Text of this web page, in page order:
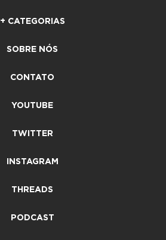
+ CATEGORIAS
SOBRE NÓS
CONTATO
YOUTUBE
TWITTER
INSTAGRAM
THREADS
PODCAST